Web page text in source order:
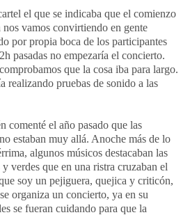
el que se indicaba que el comienzo
vamos convirtiendo en gente
por propia boca de los participantes
pasadas no empezaría el concierto.
que la cosa iba para largo.
realizando pruebas de sonido a las
comenté el año pasado que las
estaban muy allá. Anoche más de lo
algunos músicos destacaban las
verdes que en una ristra cruzaban el
soy un pejiguera, quejica y criticón,
organiza un concierto, ya en su
se fueran cuidando para que la